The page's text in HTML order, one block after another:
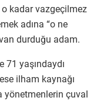
o kadar vazgeçilmez
adına “o ne
durduğu adam.
yaşındaydı
ilham kaynağı
yönetmenlerin çuval